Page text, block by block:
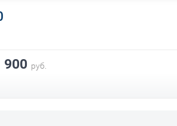
900 руб.